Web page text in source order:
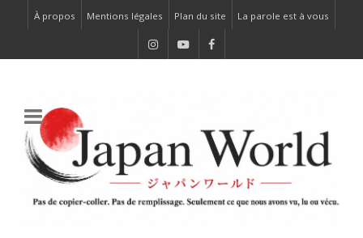
À propos Mentions légales Plan du site La parole est à vous